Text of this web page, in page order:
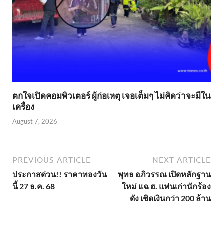
ตกใจเปิดคอมพิวเตอร์ ผู้ก่อเหตุ เจอเต็มๆ ไม่คิดว่าจะมีใน
เครื่อง
August 7, 2026
PREVIOUS ARTICLE
ประกาสด่วน!! ราคาทองวัน
นี้ 27 ธ.ค. 68
NEXT ARTICLE
พุทธ อภิวรรณ เปิดหลักฐาน
ใหม่ แฉ ฮ. แฟนเก่านักร้อง
ดัง เชิดเงินกว่า 200 ล้าน